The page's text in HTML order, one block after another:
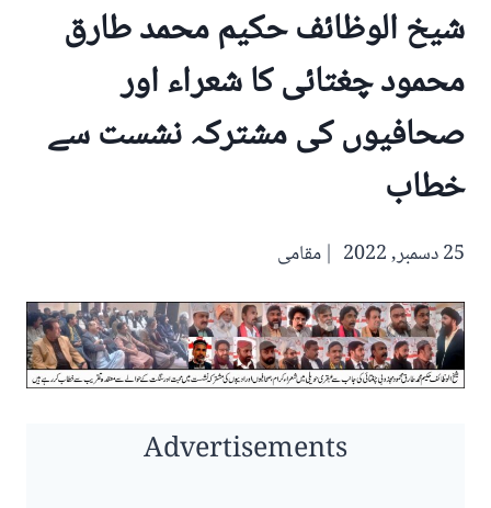
شیخ الوظائف حکیم محمد طارق
محمود چغتائی کا شعراء اور
صحافیوں کی مشترکہ نشست سے
خطاب
25 دسمبر, 2022 مقامی
Advertisements